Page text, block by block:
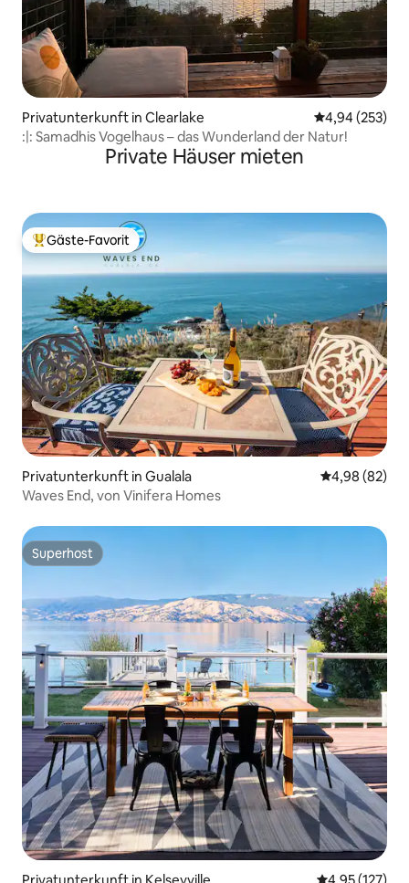
Privatunterkunft in Clearlake
4,94 (253)
:|: Samadhis Vogelhaus – das Wunderland der Natur!
Private Häuser mieten
Beliebter Gäste-Favorit.
Gäste-Favorit
Privatunterkunft in Gualala
4,98 (82)
Waves End, von Vinifera Homes
Superhost
Superhost